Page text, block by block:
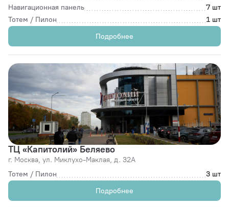
Навигационная панель
7 шт
Тотем / Пилон
1 шт
Подробнее
ТЦ «Капитолий» Беляево
г. Москва, ул. Миклухо-Маклая, д. 32А
Тотем / Пилон
3 шт
Подробнее